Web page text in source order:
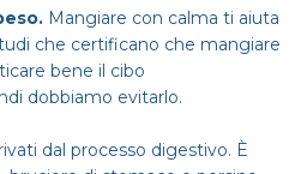
Mangiare con calma ti aiuta
che certificano che mangiare
bene il cibo
dobbiamo evitarlo.
dal processo digestivo. È